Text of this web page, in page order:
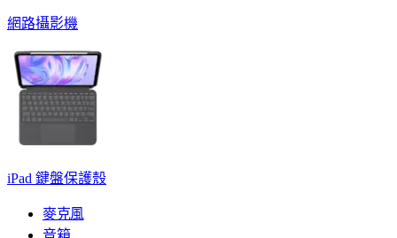
網路攝影機
iPad 鍵盤保護殼
麥克風
音箱